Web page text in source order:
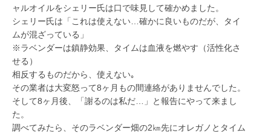
ャルオイルをシェリー氏は口で味見して確かめました。
シェリー氏は「これは使えない…確かに良いものだが、タイ
ムが混ざっている」
※ラベンダーは鎮静効果、タイムは血液を燃やす（活性化さ
せる）
相反するものだから、使えない｡
その業者は大変怒って8ヶ月もの間連絡がありませんでした。
そして8ヶ月後、「謝るのは私だ…」と報告にやって来まし
た。
調べてみたら、そのラベンダー畑の2㎞先にオレガノとタイム